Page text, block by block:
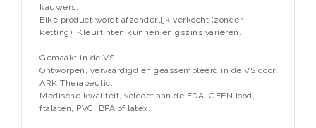
kauwers.
Elke product wordt afzonderlijk verkocht (zonder
ketting). Kleurtinten kunnen enigszins variëren.
Gemaakt in de VS
Ontworpen, vervaardigd en geassembleerd in de VS door
ARK Therapeutic.
Medische kwaliteit, voldoet aan de FDA, GEEN lood,
ftalaten, PVC, BPA of latex.